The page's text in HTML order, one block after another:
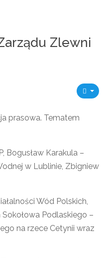
Zlewni
prasowa. Tematem
Bogusław Karakula –
w Lublinie, Zbigniew
Wód Polskich,
Podlaskiego –
na rzece Cetynii wraz